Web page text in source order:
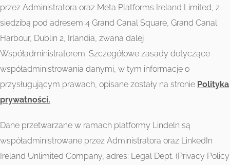
przez Administratora oraz Meta Platforms Ireland Limited, z
siedzibą pod adresem 4 Grand Canal Square, Grand Canal
Harbour, Dublin 2, Irlandia, zwana dalej
Współadministratorem. Szczegółowe zasady dotyczące
współadministrowania danymi, w tym informacje o
przysługującym prawach, opisane zostały na stronie Polityka
prywatności.
Dane przetwarzane w ramach platformy Lindeln są
współadministrowane przez Administratora oraz LinkedIn
Ireland Unlimited Company, adres: Legal Dept. (Privacy Policy